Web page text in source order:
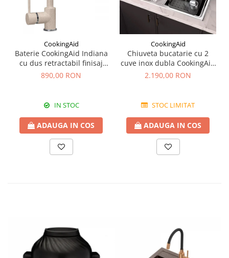
CookingAid
Baterie CookingAid Indiana
cu dus retractabil finisaj
granit Bej Pigmentat /
890,00 RON
IN STOC
ADAUGA IN COS
CookingAid
Chiuveta bucatarie cu 2
cuve inox dubla CookingAid
FUSION 86BB
2.190,00 RON
STOC LIMITAT
ADAUGA IN COS